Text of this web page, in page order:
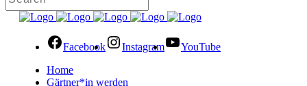
Facebook Instagram
YouTube
Home
Gärtner*in werden